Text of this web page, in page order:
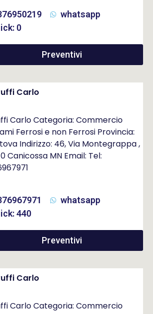
whatsapp
0
Preventivi
Carlo
Carlo Categoria: Commercio
Ferrosi e non Ferrosi Provincia:
Indirizzo: 46, Via Montegrappa ,
Canicossa MN Email: Tel:
whatsapp
440
Preventivi
Carlo
Carlo Categoria: Commercio